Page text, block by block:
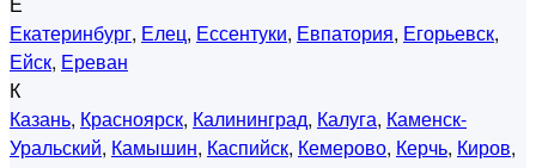
Екатеринбург, Елец, Ессентуки, Евпатория, Егорьевск,
Ейск, Ереван
К
Казань, Красноярск, Калининград, Калуга, Каменск-
Уральский, Камышин, Каспийск, Кемерово, Керчь, Киров,